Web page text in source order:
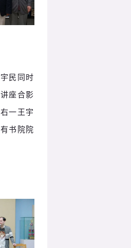
民同时
座合影
一王宇
书院院